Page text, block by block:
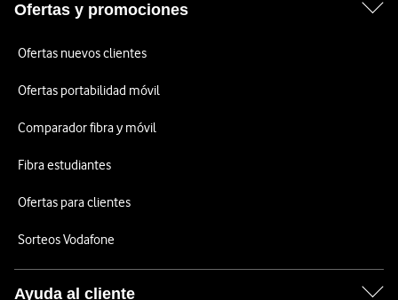
Ofertas y promociones
Ofertas nuevos clientes
Ofertas portabilidad móvil
Comparador fibra y móvil
Fibra estudiantes
Ofertas para clientes
Sorteos Vodafone
Ayuda al cliente